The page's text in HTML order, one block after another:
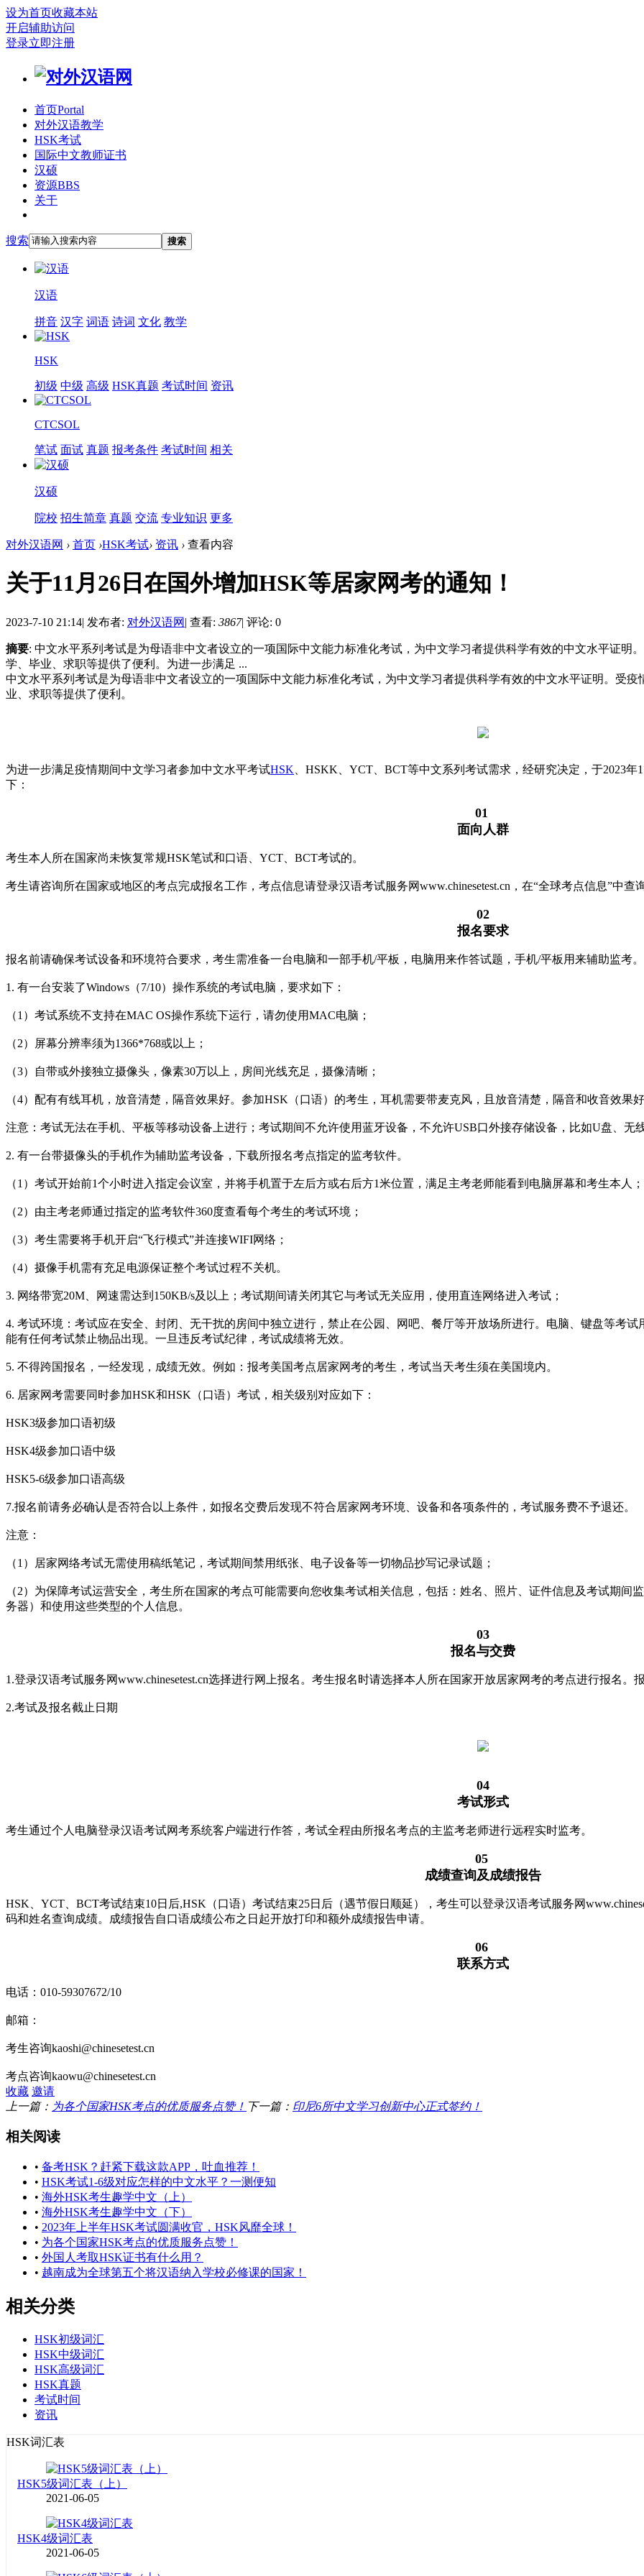
设为首页收藏本站
开启辅助访问
登录立即注册
首页Portal
对外汉语教学
HSK考试
国际中文教师证书
汉硕
资源BBS
关于
搜索 搜索
汉语
拼音 汉字 词语 诗词 文化 教学
HSK
初级 中级 高级 HSK真题 考试时间 资讯
CTCSOL
笔试 面试 真题 报考条件 考试时间 相关
汉硕
院校 招生简章 真题 交流 专业知识 更多
对外汉语网 › 首页 ›HSK考试› 资讯 › 查看内容
关于11月26日在国外增加HSK等居家网考的通知！
2023-7-10 21:14| 发布者: 对外汉语网 | 查看: 3867| 评论: 0
摘要: 中文水平系列考试是为母语非中文者设立的一项国际中文能力标准化考试，为中文学习者提供科学有效的中文水平证明
学、毕业、求职等提供了便利。为进一步满足 ...
中文水平系列考试是为母语非中文者设立的一项国际中文能力标准化考试，为中文学习者提供科学有效的中文水平证明。受
业、求职等提供了便利。
为进一步满足疫情期间中文学习者参加中文水平考试HSK 、HSKK、YCT、BCT等中文系列考试需求，经研究决定，于2023
下：
01
面向人群
考生本人所在国家尚未恢复常规HSK笔试和口语、YCT、BCT考试的。
考生请咨询所在国家或地区的考点完成报名工作，考点信息请登录汉语考试服务网www.chinesetest.cn，在“全球考点信息”中查询
02
报名要求
报名前请确保考试设备和环境符合要求，考生需准备一台电脑和一部手机/平板，电脑用来作答试题，手机/平板用来辅助监考。
1. 有一台安装了Windows（7/10）操作系统的考试电脑，要求如下：
（1）考试系统不支持在MAC OS操作系统下运行，请勿使用MAC电脑；
（2）屏幕分辨率须为1366*768或以上；
（3）自带或外接独立摄像头，像素30万以上，房间光线充足，摄像清晰；
（4）配有有线耳机，放音清楚，隔音效果好。参加HSK（口语）的考生，耳机需要带麦克风，且放音清楚，隔音和收音效果好
注意：考试无法在手机、平板等移动设备上进行；考试期间不允许使用蓝牙设备，不允许USB口外接存储设备，比如U盘、无
2. 有一台带摄像头的手机作为辅助监考设备，下载所报名考点指定的监考软件。
（1）考试开始前1个小时进入指定会议室，并将手机置于左后方或右后方1米位置，满足主考老师能看到电脑屏幕和考生本人；
（2）由主考老师通过指定的监考软件360度查看每个考生的考试环境；
（3）考生需要将手机开启“飞行模式”并连接WIFI网络；
（4）摄像手机需有充足电源保证整个考试过程不关机。
3. 网络带宽20M、网速需达到150KB/s及以上；考试期间请关闭其它与考试无关应用，使用直连网络进入考试；
4. 考试环境：考试应在安全、封闭、无干扰的房间中独立进行，禁止在公园、网吧、餐厅等开放场所进行。电脑、键盘等考
能有任何考试禁止物品出现。一旦违反考试纪律，考试成绩将无效。
5. 不得跨国报名，一经发现，成绩无效。例如：报考美国考点居家网考的考生，考试当天考生须在美国境内。
6. 居家网考需要同时参加HSK和HSK（口语）考试，相关级别对应如下：
HSK3级参加口语初级
HSK4级参加口语中级
HSK5-6级参加口语高级
7.报名前请务必确认是否符合以上条件，如报名交费后发现不符合居家网考环境、设备和各项条件的，考试服务费不予退还。
注意：
（1）居家网络考试无需使用稿纸笔记，考试期间禁用纸张、电子设备等一切物品抄写记录试题；
（2）为保障考试运营安全，考生所在国家的考点可能需要向您收集考试相关信息，包括：姓名、照片、证件信息及考试期间
务器）和使用这些类型的个人信息。
03
报名与交费
1.登录汉语考试服务网www.chinesetest.cn选择进行网上报名。考生报名时请选择本人所在国家开放居家网考的考点进行报名。
2.考试及报名截止日期
04
考试形式
考生通过个人电脑登录汉语考试网考系统客户端进行作答，考试全程由所报名考点的主监考老师进行远程实时监考。
05
成绩查询及成绩报告
HSK、YCT、BCT考试结束10日后,HSK（口语）考试结束25日后（遇节假日顺延），考生可以登录汉语考试服务网
码和姓名查询成绩。成绩报告自口语成绩公布之日起开放打印和额外成绩报告申请。
06
联系方式
电话：010-59307672/10
邮箱：
考生咨询kaoshi@chinesetest.cn
考点咨询kaowu@chinesetest.cn
收藏 邀请
上一篇： 为各个国家HSK考点的优质服务点赞！ 下一篇： 印尼6所中文学习创新中心正式签约！
相关阅读
• 备考HSK？赶紧下载这款APP，吐血推荐！
• HSK考试1-6级对应怎样的中文水平？一测便知
• 海外HSK考生趣学中文（上）
• 海外HSK考生趣学中文（下）
• 2023年上半年HSK考试圆满收官，HSK风靡全球！
• 为各个国家HSK考点的优质服务点赞！
• 外国人考取HSK证书有什么用？
• 越南成为全球第五个将汉语纳入学校必修课的国家！
相关分类
HSK初级词汇
HSK中级词汇
HSK高级词汇
HSK真题
考试时间
资讯
HSK词汇表
HSK5级词汇表（上）
2021-06-05
HSK4级词汇表
2021-06-05